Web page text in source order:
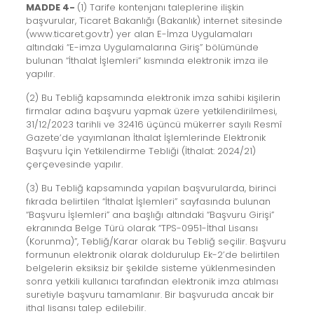
MADDE 4- (1) Tarife kontenjanı taleplerine ilişkin
başvurular, Ticaret Bakanlığı (Bakanlık) internet sitesinde
(www.ticaret.gov.tr) yer alan E-İmza Uygulamaları
altındaki “E-imza Uygulamalarına Giriş” bölümünde
bulunan “İthalat İşlemleri” kısmında elektronik imza ile
yapılır.
(2) Bu Tebliğ kapsamında elektronik imza sahibi kişilerin
firmalar adına başvuru yapmak üzere yetkilendirilmesi,
31/12/2023 tarihli ve 32416 üçüncü mükerrer sayılı Resmî
Gazete’de yayımlanan İthalat İşlemlerinde Elektronik
Başvuru İçin Yetkilendirme Tebliği (İthalat: 2024/21)
çerçevesinde yapılır.
(3) Bu Tebliğ kapsamında yapılan başvurularda, birinci
fıkrada belirtilen “İthalat İşlemleri” sayfasında bulunan
“Başvuru İşlemleri” ana başlığı altındaki “Başvuru Girişi”
ekranında Belge Türü olarak “TPS-0951-İthal Lisansı
(Korunma)”, Tebliğ/Karar olarak bu Tebliğ seçilir. Başvuru
formunun elektronik olarak doldurulup Ek-2’de belirtilen
belgelerin eksiksiz bir şekilde sisteme yüklenmesinden
sonra yetkili kullanıcı tarafından elektronik imza atılması
suretiyle başvuru tamamlanır. Bir başvuruda ancak bir
ithal lisansı talep edilebilir.